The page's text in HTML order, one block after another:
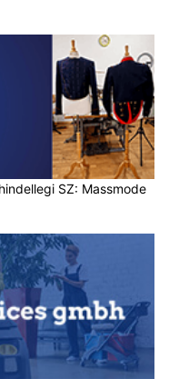
SZ: Massmode